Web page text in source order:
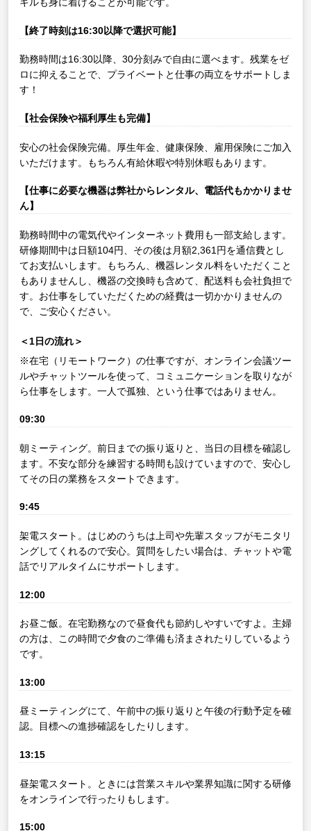
キルも身に着けることが可能です。
【終了時刻は16:30以降で選択可能】
勤務時間は16:30以降、30分刻みで自由に選べます。残業をゼ
ロに抑えることで、プライベートと仕事の両立をサポートしま
す！
【社会保険や福利厚生も完備】
安心の社会保険完備。厚生年金、健康保険、雇用保険にご加入
いただけます。もちろん有給休暇や特別休暇もあります。
【仕事に必要な機器は弊社からレンタル、電話代もかかりませ
ん】
勤務時間中の電気代やインターネット費用も一部支給します。
研修期間中は日額104円、その後は月額2,361円を通信費とし
てお支払いします。もちろん、機器レンタル料をいただくこと
もありませんし、機器の交換時も含めて、配送料も会社負担で
す。お仕事をしていただくための経費は一切かかりませんの
で、ご安心ください。
＜1日の流れ＞
※在宅（リモートワーク）の仕事ですが、オンライン会議ツー
ルやチャットツールを使って、コミュニケーションを取りなが
ら仕事をします。一人で孤独、という仕事ではありません。
09:30
朝ミーティング。前日までの振り返りと、当日の目標を確認し
ます。不安な部分を練習する時間も設けていますので、安心し
てその日の業務をスタートできます。
9:45
架電スタート。はじめのうちは上司や先輩スタッフがモニタリ
ングしてくれるので安心。質問をしたい場合は、チャットや電
話でリアルタイムにサポートします。
12:00
お昼ご飯。在宅勤務なので昼食代も節約しやすいですよ。主婦
の方は、この時間で夕食のご準備も済まされたりしているよう
です。
13:00
昼ミーティングにて、午前中の振り返りと午後の行動予定を確
認。目標への進捗確認をしたりします。
13:15
昼架電スタート。ときには営業スキルや業界知識に関する研修
をオンラインで行ったりもします。
15:00